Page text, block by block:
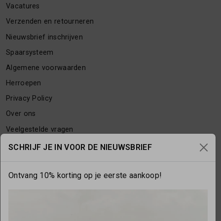
Vacatures
Verzenden en retourneren
Nieuwsbrief inschrijven
Spaarsysteem
Algemene voorwaarden
Herroepen
Privacy Policy
Over ons
Veelgestelde vragen
Contact
OPENINGSTIJDEN
SCHRIJF JE IN VOOR DE NIEUWSBRIEF
Ontvang 10% korting op je eerste aankoop!